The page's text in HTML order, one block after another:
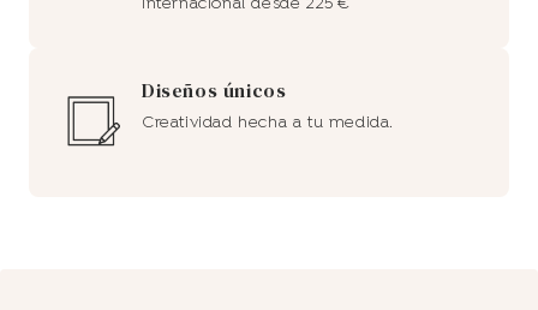
Diseños únicos
Creatividad hecha a tu medida.